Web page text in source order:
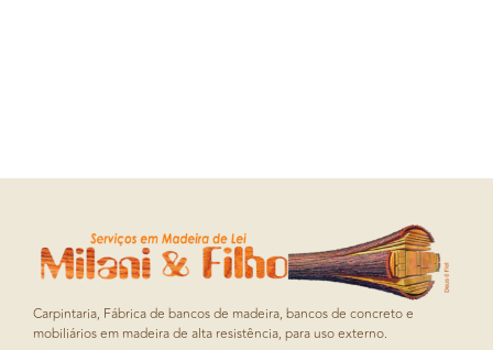
Carpintaria, Fábrica de bancos de madeira, bancos de concreto e
mobiliários em madeira de alta resistência, para uso externo.